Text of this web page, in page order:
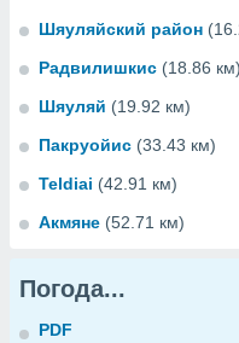
Шяуляйский район
Радвилишкис (18.86 км)
Шяуляй (19.92 км)
Пакруойис (33.43 км)
Teldiai (42.91 км)
Акмяне (52.71 км)
Погода...
PDF